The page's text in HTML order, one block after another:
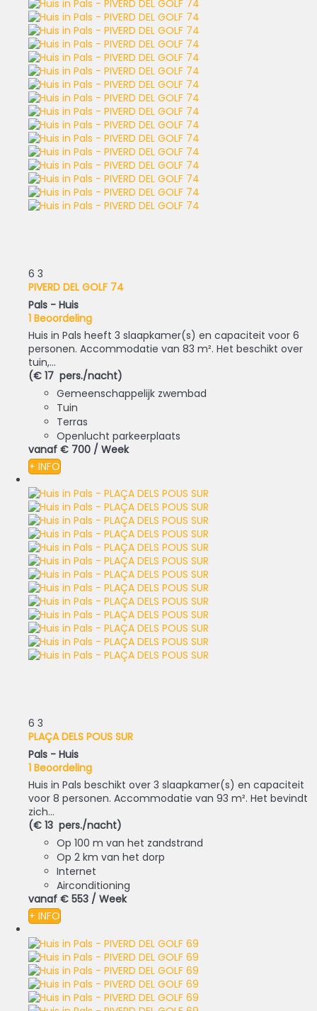
6 3
PIVERD DEL GOLF 74
Pals - Huis
1 Beoordeling
Huis in Pals heeft 3 slaapkamer(s) en capaciteit voor 6
personen. Accommodatie van 83 m². Het beschikt over
tuin,...
(€ 17 pers./nacht)
Gemeenschappelijk zwembad
Tuin
Terras
Openlucht parkeerplaats
vanaf € 700 / Week
+ INFO
6 3
PLAÇA DELS POUS SUR
Pals - Huis
1 Beoordeling
Huis in Pals beschikt over 3 slaapkamer(s) en capaciteit
voor 8 personen. Accommodatie van 93 m². Het bevindt
zich...
(€ 13 pers./nacht)
Op 100 m van het zandstrand
Op 2 km van het dorp
Internet
Airconditioning
vanaf € 553 / Week
+ INFO